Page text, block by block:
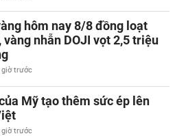
hôm nay 8/8 đồng loạt
vàng nhẫn DOJI vọt 2,5 triệu
giờ trước
Mỹ tạo thêm sức ép lên
giờ trước